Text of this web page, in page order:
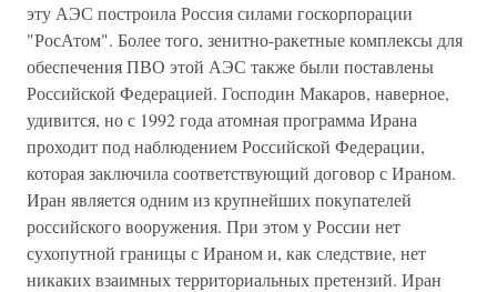
эту АЭС построила Россия силами госкорпорации
"РосАтом". Более того, зенитно-ракетные комплексы для
обеспечения ПВО этой АЭС также были поставлены
Российской Федерацией. Господин Макаров, наверное,
удивится, но с 1992 года атомная программа Ирана
проходит под наблюдением Российской Федерации,
которая заключила соответствующий договор с Ираном.
Иран является одним из крупнейших покупателей
российского вооружения. При этом у России нет
сухопутной границы с Ираном и, как следствие, нет
никаких взаимных территориальных претензий. Иран